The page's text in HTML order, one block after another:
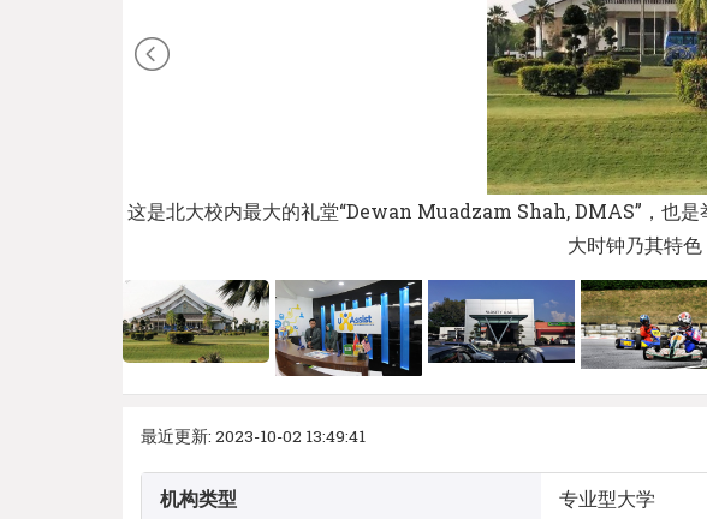
这是北大校内最大的礼堂“Dewan Muadzam Shah, DMAS”，也
大时钟乃其特色
最近更新: 2023-10-02 13:49:41
机构类型 专业型大学